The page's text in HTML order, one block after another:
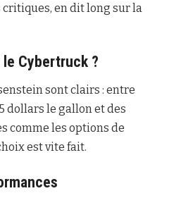
en dit long sur la
Cybertruck ?
sont clairs : entre
dollars le gallon et des
comme les options de
est vite fait.